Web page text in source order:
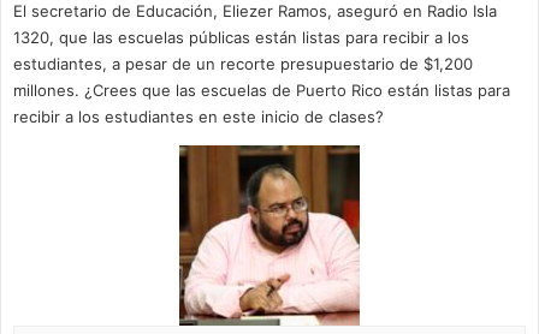
El secretario de Educación, Eliezer Ramos, aseguró en Radio Isla
1320, que las escuelas públicas están listas para recibir a los
estudiantes, a pesar de un recorte presupuestario de $1,200
millones. ¿Crees que las escuelas de Puerto Rico están listas para
recibir a los estudiantes en este inicio de clases?